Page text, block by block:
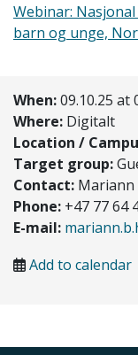
Webinar:
barn og unge,
When:09.10.25 at
Where: Digitalt
Location /
Target group:
Contact: Mariann
Phone: +47 77 64
E-mail:
Add to calendar